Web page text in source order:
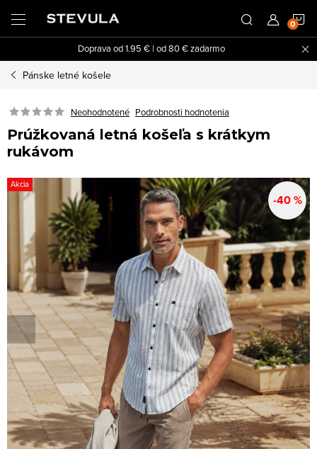
obsah
Doprava od 1.95 € | od 80 € zadarmo
Pánske letné košele
Neohodnotené Podrobnosti hodnotenia
Prúžkovaná letná košeľa s krátkym
rukávom
Akcia
-40 %